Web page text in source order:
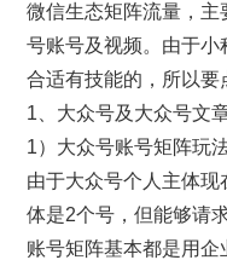
微信生态矩阵流量，
号账号及视频。由于小
合适有技能的，所以要
1、大众号及大众号文
1）大众号账号矩阵玩法
由于大众号个人主体
体是2个号，但能够请
账号矩阵基本都是用企